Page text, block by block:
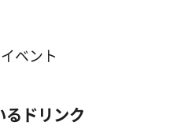
ベント
るドリンク